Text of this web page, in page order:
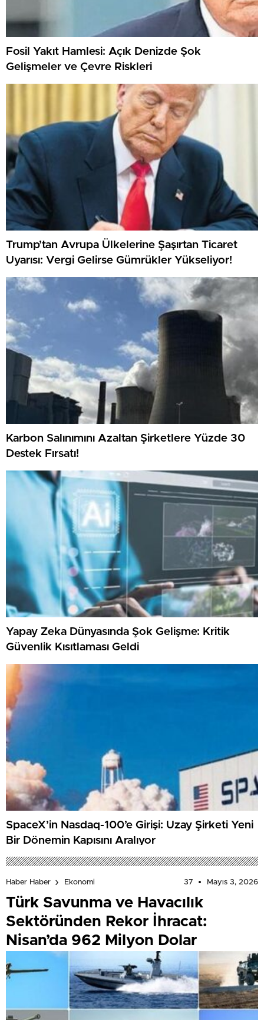
Fosil Yakıt Hamlesi: Açık Denizde Şok
Gelişmeler ve Çevre Riskleri
Trump’tan Avrupa Ülkelerine Şaşırtan Ticaret
Uyarısı: Vergi Gelirse Gümrükler Yükseliyor!
Karbon Salınımını Azaltan Şirketlere Yüzde 30
Destek Fırsatı!
Yapay Zeka Dünyasında Şok Gelişme: Kritik
Güvenlik Kısıtlaması Geldi
SpaceX’in Nasdaq-100’e Girişi: Uzay Şirketi Yeni
Bir Dönemin Kapısını Aralıyor
Haber Haber Ekonomi 37 Mayıs 3, 2026
Türk Savunma ve Havacılık
Sektöründen Rekor İhracat:
Nisan’da 962 Milyon Dolar